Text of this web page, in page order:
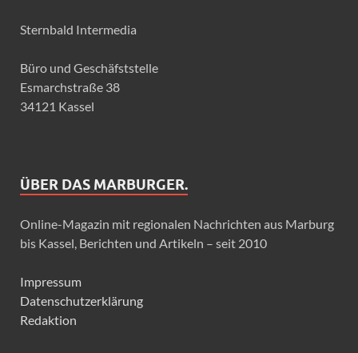
Sternbald Intermedia
Büro und Geschäfststelle
Esmarchstraße 38
34121 Kassel
ÜBER DAS MARBURGER.
Online-Magazin mit regionalen Nachrichten aus Marburg
bis Kassel, Berichten und Artikeln – seit 2010
Impressum
Datenschutzerklärung
Redaktion